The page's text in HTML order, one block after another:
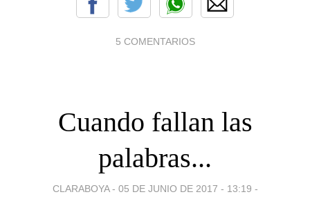
5 COMENTARIOS
Cuando fallan las
palabras...
CLARABOYA - 05 DE JUNIO DE 2017 - 13:19 -